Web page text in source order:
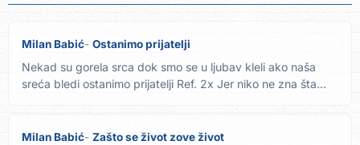
Milan Babić Ostanimo prijatelji
Nekad su gorela srca dok smo se u ljubav kleli ako naša
sreća bledi ostanimo prijatelji Ref. 2x Jer niko ne zna šta
Milan Babić Zašto se život zove život